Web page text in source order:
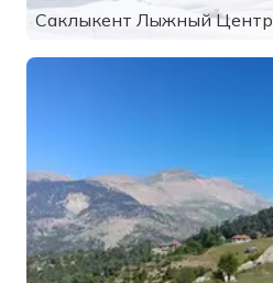
Саклыкент Лыжный Центр